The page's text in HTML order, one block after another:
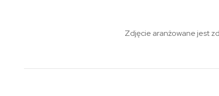
Zdjęcie aranżowane jest